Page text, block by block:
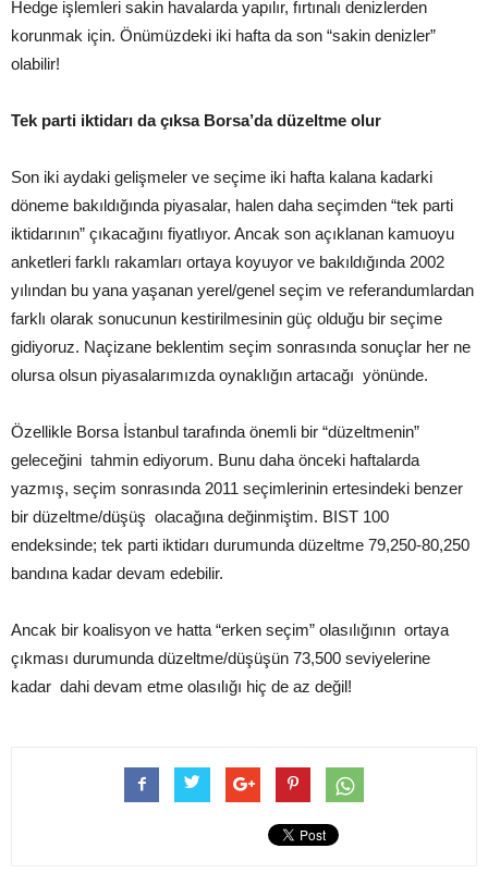
Hedge işlemleri sakin havalarda yapılır, fırtınalı denizlerden
korunmak için. Önümüzdeki iki hafta da son “sakin denizler”
olabilir!
Tek parti iktidarı da çıksa Borsa’da düzeltme olur
Son iki aydaki gelişmeler ve seçime iki hafta kalana kadarki
döneme bakıldığında piyasalar, halen daha seçimden “tek parti
iktidarının” çıkacağını fiyatlıyor. Ancak son açıklanan kamuoyu
anketleri farklı rakamları ortaya koyuyor ve bakıldığında 2002
yılından bu yana yaşanan yerel/genel seçim ve referandumlardan
farklı olarak sonucunun kestirilmesinin güç olduğu bir seçime
gidiyoruz. Naçizane beklentim seçim sonrasında sonuçlar her ne
olursa olsun piyasalarımızda oynaklığın artacağı yönünde.
Özellikle Borsa İstanbul tarafında önemli bir “düzeltmenin”
geleceğini tahmin ediyorum. Bunu daha önceki haftalarda
yazmış, seçim sonrasında 2011 seçimlerinin ertesindeki benzer
bir düzeltme/düşüş olacağına değinmiştim. BIST 100
endeksinde; tek parti iktidarı durumunda düzeltme 79,250-80,250
bandına kadar devam edebilir.
Ancak bir koalisyon ve hatta “erken seçim” olasılığının ortaya
çıkması durumunda düzeltme/düşüşün 73,500 seviyelerine
kadar dahi devam etme olasılığı hiç de az değil!